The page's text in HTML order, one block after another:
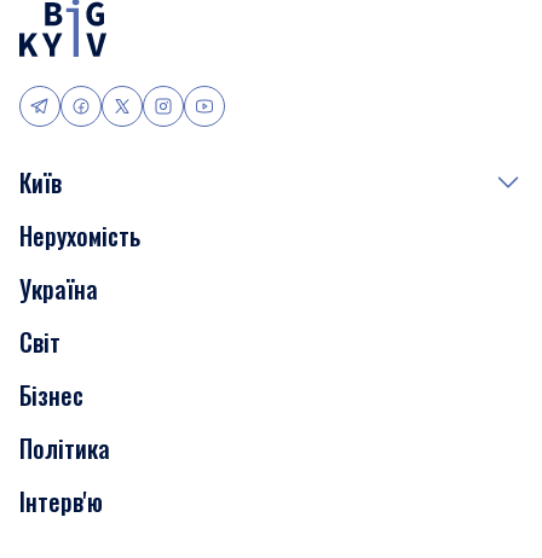
Київ
Події
Скандали
Нерухомість
Транспорт
Нерухомість
Україна
Світ
Бізнес
Політика
Інтерв'ю